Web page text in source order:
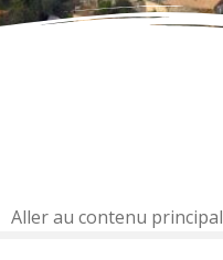
Aller au contenu principal